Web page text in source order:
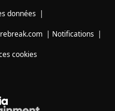
données|
| Notifications |
cookies